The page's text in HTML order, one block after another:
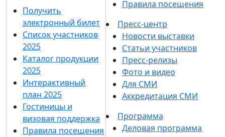
Получить
электронный билет
Список участников
2025
Каталог продукции
2025
Интерактивный
план 2025
Гостиницы и
визовая поддержка
Правила посещения
Правила посещения
Пресс-центр
Новости выставки
Статьи участников
Пресс-релизы
Фото и видео
Для СМИ
Аккредитация СМИ
Программа
Деловая программа